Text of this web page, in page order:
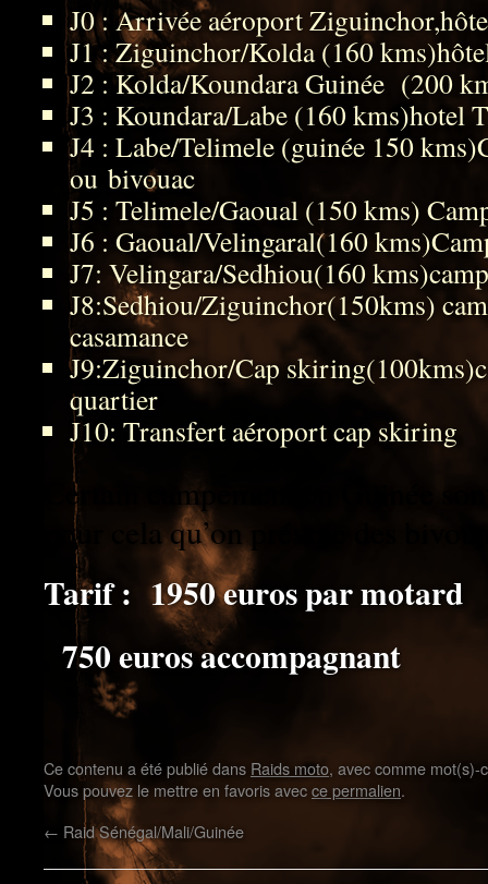
J0 : Arrivée aéroport
J1 : Ziguinchor/Kolda (160
J2 : Kolda/Koundara Guinée (200
J3 : Koundara/Labe (160 kms)hotel
J4 : Labe/Telimele (guinée 150
ou bivouac
J5 : Telimele/Gaoual (150 kms)
J6 : Gaoual/Velingaral(160
J7: Velingara/Sedhiou(160
J8:Sedhiou/Ziguinchor(150kms)
casamance
J9:Ziguinchor/Cap
quartier
J10: Transfert aéroport cap skiring
Certain campement en Guinée
pour cela qu’on prévoie des
Tarif : 1950 euros par motard
750 euros accompagnant
Ce contenu a été publié dans Raids moto, avec comme
Vous pouvez le mettre en favoris avecce permalien.
← Raid Sénégal/Mali/Guinée